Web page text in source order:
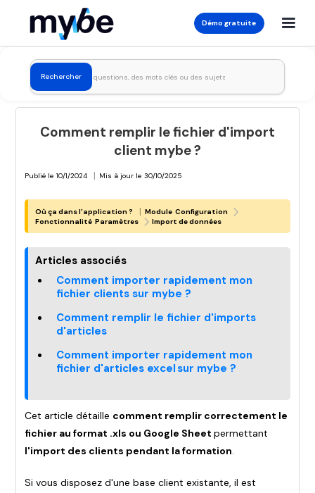
Démo gratuite
Comment remplir le fichier d'import
client mybe ?
Publié le 10/1/2024 | Mis à jour le 30/10/2025
Où ça dans l'application ? | Module Configuration
Fonctionnalité Paramètres Import de données
Articles associés
Comment importer rapidement mon
fichier clients sur mybe ?
Comment remplir le fichier d'imports
d'articles
Comment importer rapidement mon
fichier d'articles excel sur mybe ?
Cet article détaille comment remplir correctement le
fichier au format .xls ou Google Sheetpermettant
l'import des clients pendant la formation.
Si vous disposez d'une base client existante, il est